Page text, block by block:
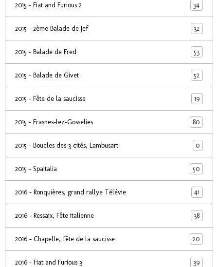
2015 - Fiat and Furious 2 34
2015 - 2ème Balade de Jef 32
2015 - Balade de Fred 53
2015 - Balade de Givet 52
2015 - Fête de la saucisse 19
2015 - Frasnes-lez-Gosselies 80
2015 - Boucles des 3 cités, Lambusart 0
2015 - SpaItalia 50
2016 - Ronquières, grand rallye Télévie 41
2016 - Ressaix, Fête italienne 38
2016 - Chapelle, fête de la saucisse 20
2016 - Fiat and Furious 3 39